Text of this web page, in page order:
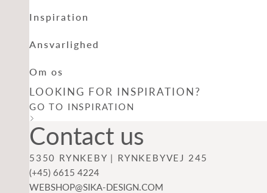
Inspiration
Ansvarlighed
Om os
LOOKING FOR INSPIRATION?
GO TO INSPIRATION
Contact us
5350 RYNKEBY | RYNKEBYVEJ 245
(+45) 6615 4224
WEBSHOP@SIKA-DESIGN.COM